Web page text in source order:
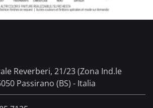
Reverberi, 21/23 (Zona Ind.le
Passirano (BS) - Italia